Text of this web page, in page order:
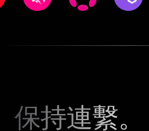
保持連繫。